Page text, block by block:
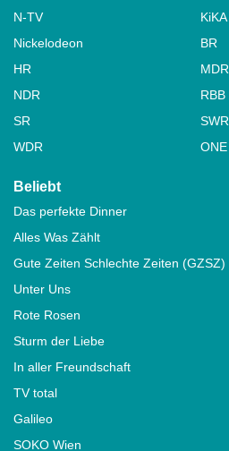
N-TV
KiKA
Nickelodeon
BR
HR
MDR
NDR
RBB
SR
SWR
WDR
ONE
Beliebt
Das perfekte Dinner
Alles Was Zählt
Gute Zeiten Schlechte Zeiten (GZSZ)
Unter Uns
Rote Rosen
Sturm der Liebe
In aller Freundschaft
TV total
Galileo
SOKO Wien